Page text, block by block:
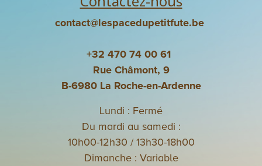
contact@lespacedupetitfute.be
+32 470 74 00 61
Rue Châmont, 9
B-6980 La Roche-en-Ardenne
Lundi : Fermé
Du mardi au samedi :
10h00-12h30 / 13h30-18h00
Dimanche : Variable